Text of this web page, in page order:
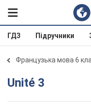
ГДЗ Підручники
Французька мова 6
Unité 3